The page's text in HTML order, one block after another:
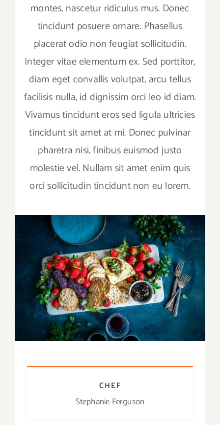
montes, nascetur ridiculus mus. Donec
tincidunt posuere ornare. Phasellus
placerat odio non feugiat sollicitudin.
Integer vitae elementum ex. Sed porttitor,
diam eget convallis volutpat, arcu tellus
facilisis nulla, id dignissim orci leo id diam.
Vivamus tincidunt eros sed ligula ultricies
tincidunt sit amet at mi. Donec pulvinar
pharetra nisi, finibus euismod justo
molestie vel. Nullam sit amet enim quis
orci sollicitudin tincidunt non eu lorem.
CHEF
Stephanie Ferguson